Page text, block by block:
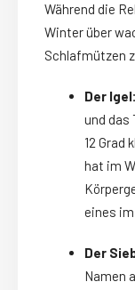
Während die
Winter über
Schlafmützen
Der Igel:
und das
12 Grad
hat im
eines
Der
Namen